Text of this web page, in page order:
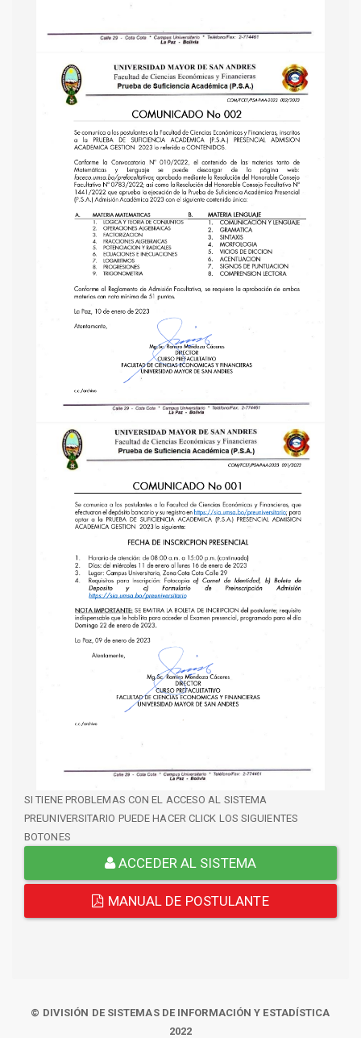
SI TIENE PROBLEMAS CON EL ACCESO AL SISTEMA
PREUNIVERSITARIO PUEDE HACER CLICK LOS SIGUIENTES
BOTONES
ACCEDER AL SISTEMA
MANUAL DE POSTULANTE
© DIVISIÓN DE SISTEMAS DE INFORMACIÓN Y ESTADÍSTICA
2022